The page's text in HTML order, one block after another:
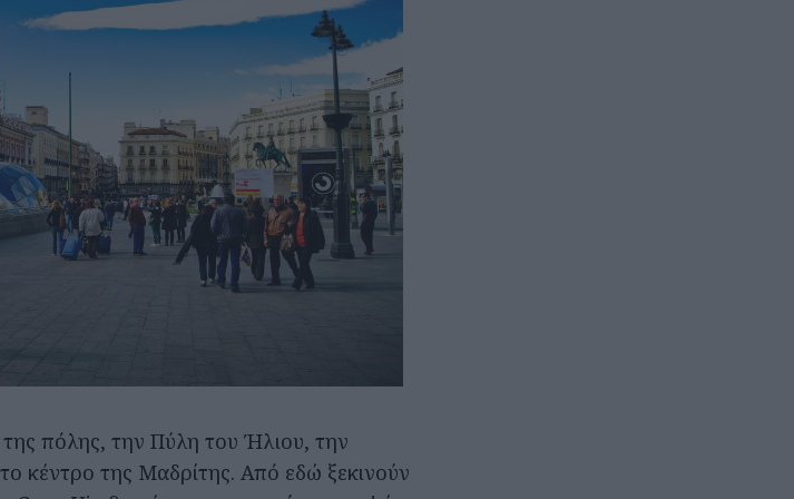
πόλης, την Πύλη του Ήλιου, την
κέντρο της Μαδρίτης. Από εδώ ξεκινούν